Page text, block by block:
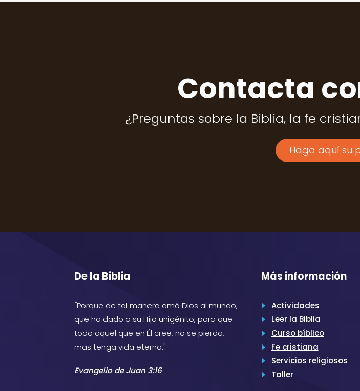
Contacta
¿Preguntas sobre la Biblia, la fe
Haga aquí su
De la Biblia
"Porque de tal manera amó Dios al mundo,
que ha dado a su Hijo unigénito, para que
todo aquel que en Él cree, no se pierda,
mas tenga vida eterna."
Evangelio de Juan 3:16
Más información
Actividades
Leer la Biblia
Curso bíblico
Fe cristiana
Servicios religiosos
Taller